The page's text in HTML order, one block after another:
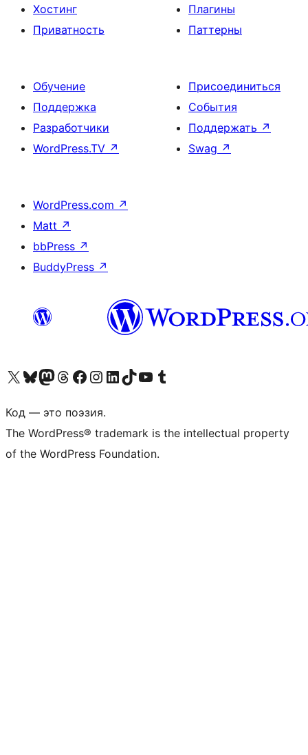
Хостинг
Приватность
Плагины
Паттерны
Обучение
Поддержка
Разработчики
WordPress.TV ↗
Присоединиться
События
Поддержать ↗
Swag ↗
WordPress.com ↗
Matt ↗
bbPress ↗
BuddyPress ↗
Посетите нас в X (ранее Twitter)
Посетите нашу учётную запись в Bluesky
Посетите нашу ленту в Mastodon
Посетите нашу учётную запись в Threads
Посетите нашу страницу на Facebook
Посетите наш Instagram
Посетите нашу страницу в LinkedIn
Посетите нашу учётную запись в TikTok
Посетите наш канал YouTube
Посетите нашу учётную запись в Tumblr
Код — это поэзия.
The WordPress® trademark is the intellectual property
of the WordPress Foundation.